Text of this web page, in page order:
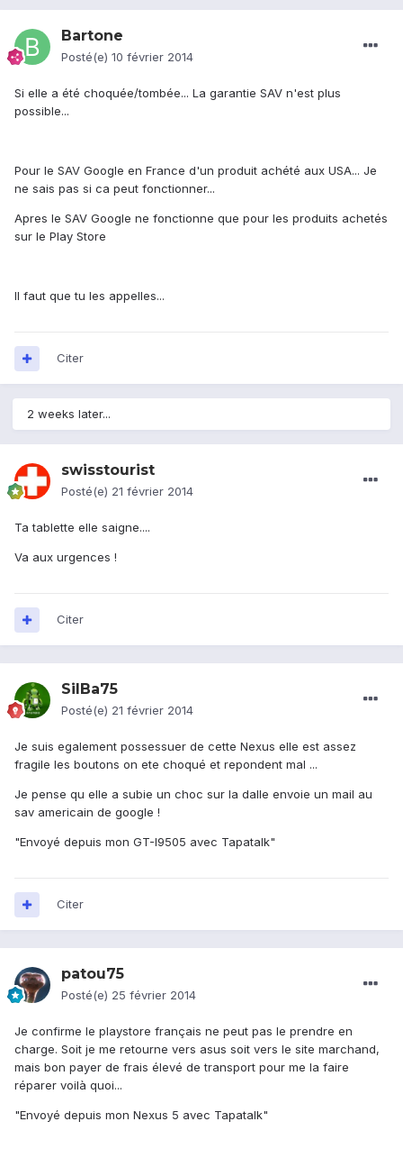
Bartone
Posté(e) 10 février 2014
Si elle a été choquée/tombée... La garantie SAV n'est plus
possible...
Pour le SAV Google en France d'un produit achété aux USA... Je
ne sais pas si ca peut fonctionner...
Apres le SAV Google ne fonctionne que pour les produits achetés
sur le Play Store
Il faut que tu les appelles...
Citer
2 weeks later...
swisstourist
Posté(e) 21 février 2014
Ta tablette elle saigne....
Va aux urgences !
Citer
SilBa75
Posté(e) 21 février 2014
Je suis egalement possessuer de cette Nexus elle est assez
fragile les boutons on ete choqué et repondent mal ...
Je pense qu elle a subie un choc sur la dalle envoie un mail au
sav americain de google !
"Envoyé depuis mon GT-I9505 avec Tapatalk"
Citer
patou75
Posté(e) 25 février 2014
Je confirme le playstore français ne peut pas le prendre en
charge. Soit je me retourne vers asus soit vers le site marchand,
mais bon payer de frais élevé de transport pour me la faire
réparer voilà quoi...
"Envoyé depuis mon Nexus 5 avec Tapatalk"